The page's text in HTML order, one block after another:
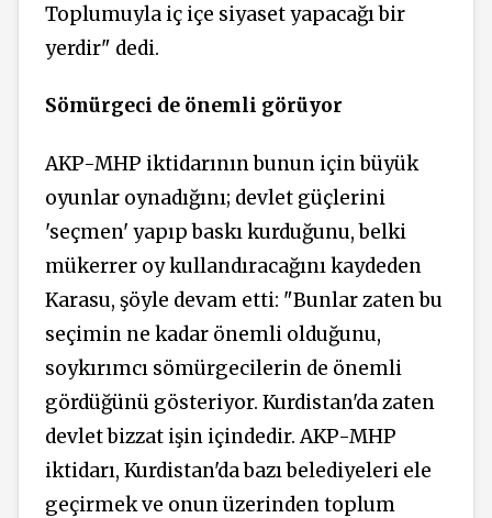
Toplumuyla iç içe siyaset yapacağı bir
yerdir" dedi.
Sömürgeci de önemli görüyor
AKP-MHP iktidarının bunun için büyük
oyunlar oynadığını; devlet güçlerini
'seçmen' yapıp baskı kurduğunu, belki
mükerrer oy kullandıracağını kaydeden
Karasu, şöyle devam etti: "Bunlar zaten bu
seçimin ne kadar önemli olduğunu,
soykırımcı sömürgecilerin de önemli
gördüğünü gösteriyor. Kurdistan'da zaten
devlet bizzat işin içindedir. AKP-MHP
iktidarı, Kurdistan'da bazı belediyeleri ele
geçirmek ve onun üzerinden toplum